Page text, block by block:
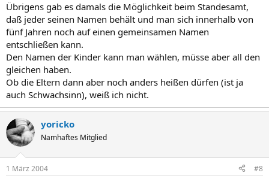
Übrigens gab es damals die Möglichkeit beim Standesamt,
daß jeder seinen Namen behält und man sich innerhalb von
fünf Jahren noch auf einen gemeinsamen Namen
entschließen kann.
Den Namen der Kinder kann man wählen, müsse aber all den
gleichen haben.
Ob die Eltern dann aber noch anders heißen dürfen (ist ja
auch Schwachsinn), weiß ich nicht.
yoricko
Namhaftes Mitglied
1 März 2004 #8